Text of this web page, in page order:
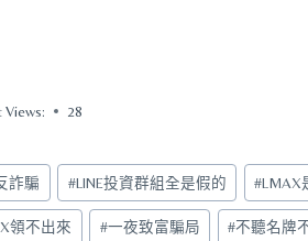
Views: 28
詐騙 #LINE投資群組全是假的 #LMAX
領不出來 #一夜致富騙局 #不聽名牌